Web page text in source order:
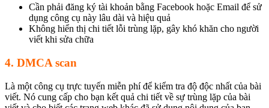
Cần phải đăng ký tài khoản bằng Facebook hoặc Email để sử
dụng công cụ này lâu dài và hiệu quả
Không hiển thị chi tiết lỗi trùng lặp, gây khó khăn cho người
viết khi sửa chữa
4. DMCA scan
Là một công cụ trực tuyến miễn phí để kiểm tra độ độc nhất của bài
viết. Nó cung cấp cho bạn kết quả chi tiết về sự trùng lặp của bài